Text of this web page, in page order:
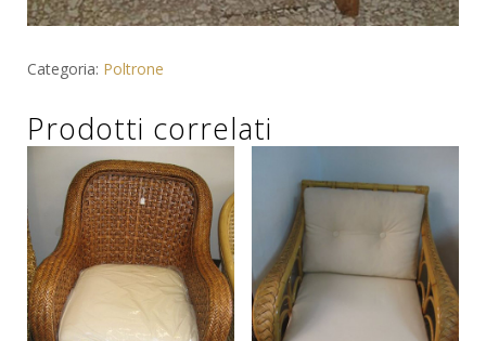
Categoria: Poltrone
Prodotti correlati